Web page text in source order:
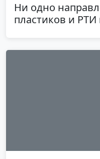
Ни одно
пластиков и РТИ